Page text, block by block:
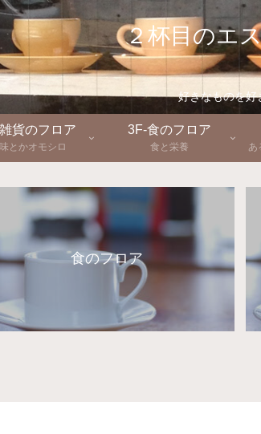
２杯目のエ
好きなものを好
貨のフロア
とかオモシロ
3F-食のフロア
食と栄養
あ
食のフロア